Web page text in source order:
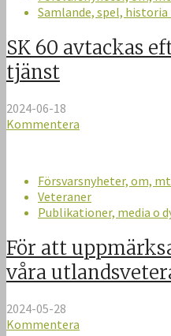
Samlande, spel, historia
SK 60 avtackas
tjänst
2024-06-18
Kommentera
Försvarsnyheter, om,
Veteraner
Publikationer, media o
För att
våra
2024-05-28
Kommentera